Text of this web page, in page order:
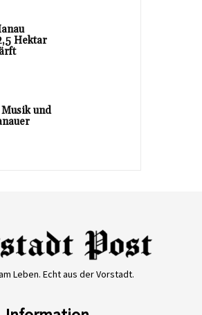
Hektar
und
Leben. Echt aus der Vorstadt.